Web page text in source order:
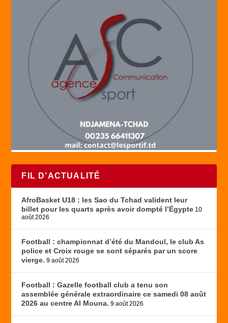
FIL D’ACTUALITÉ
AfroBasket U18 : les Sao du Tchad valident leur
billet pour les quarts après avoir dompté l’Égypte 10
août 2026
Football : championnat d’été du Mandoul, le club As
police et Croix rouge se sont séparés par un score
vierge. 9 août 2026
Football : Gazelle football club a tenu son
assemblée générale extraordinaire ce samedi 08 août
2026 au centre Al Mouna. 9 août 2026